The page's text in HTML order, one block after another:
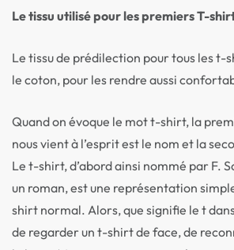
Le tissu utilisé pour les premiers T-
Le tissu de prédilection pour tous les t-
le coton, pour les rendre aussi
Quand on évoque le mot t-shirt, la
nous vient à l’esprit est le nom et la
Le t-shirt, d’abord ainsi nommé par F.
un roman, est une représentation
shirt normal. Alors, que signifie le t
de regarder un t-shirt de face, de